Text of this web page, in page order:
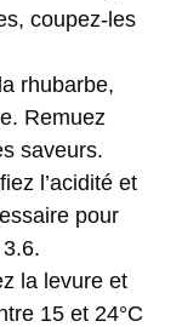
coupez-les
rhubarbe,
Remuez
saveurs.
l’acidité et
pour
la levure et
15 et 24°C